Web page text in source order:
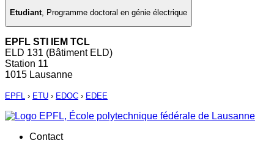
Etudiant Programme doctoral en génie électrique
EPFL STI IEM TCL
ELD 131 (Bâtiment ELD)
Station 11
1015 Lausanne
EPFL › ETU › EDOC › EDEE
Contact